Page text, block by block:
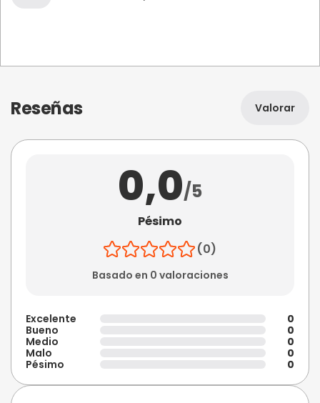
Reseñas Valorar
0,0/5
Pésimo
(0)
Basado en 0 valoraciones
Excelente
0
Bueno
0
Medio
0
Malo
0
Pésimo
0